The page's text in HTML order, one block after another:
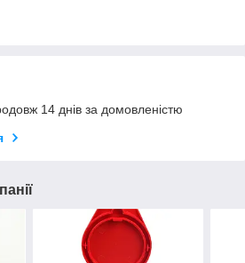
14 днів за домовленістю